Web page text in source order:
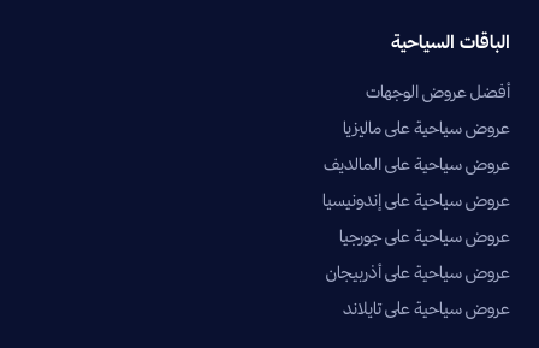
الباقات السياحية
أفضل عروض الوجهات
عروض سياحية على ماليزيا
عروض سياحية على المالديف
عروض سياحية على إندونيسيا
عروض سياحية على جورجيا
عروض سياحية على أذربيجان
عروض سياحية على تايلاند